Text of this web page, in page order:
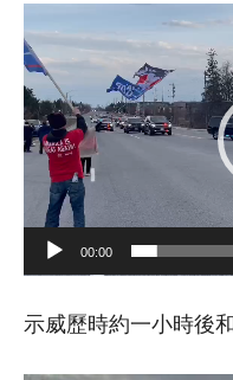
訊
播
放
00:00
示威歷時約一小時後